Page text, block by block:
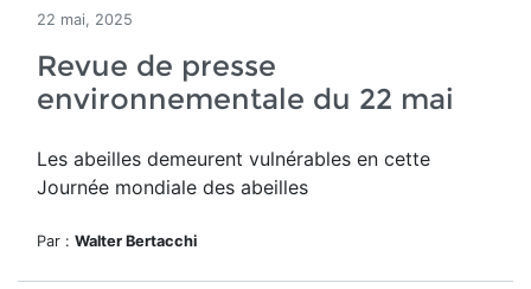
22 mai, 2025
Revue de presse
environnementale du 22 mai
Les abeilles demeurent vulnérables en cette
Journée mondiale des abeilles
Par : Walter Bertacchi